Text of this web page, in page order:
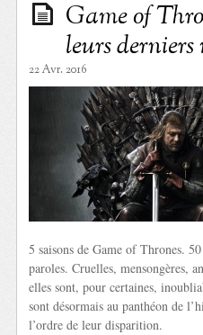
Game of
leurs derniers
22 Avr. 2016
5 saisons de Game of Thrones.
paroles. Cruelles, mensongères,
elles sont, pour certaines,
sont désormais au panthéon de
l’ordre de leur disparition.